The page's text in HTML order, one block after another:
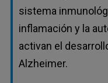
sistema
inflamación y la
activan el
Alzheimer.